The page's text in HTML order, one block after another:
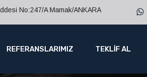
No:247/A Mamak/ANKARA
REFERANSLARIMIZ TEKLİF AL